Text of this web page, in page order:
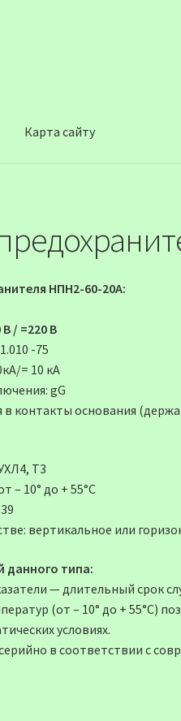
Карта сайту
НПН2-60-20А:
В / =220 В
-75
= 10 кА
gG
контакты основания
Т3
– 10° до + 55°С
вертикальное или
данного типа:
— длительный срок
(от – 10° до + 55°С)
условиях.
в соответствии с